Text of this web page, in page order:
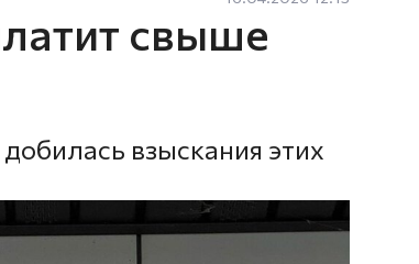
свыше
взыскания этих